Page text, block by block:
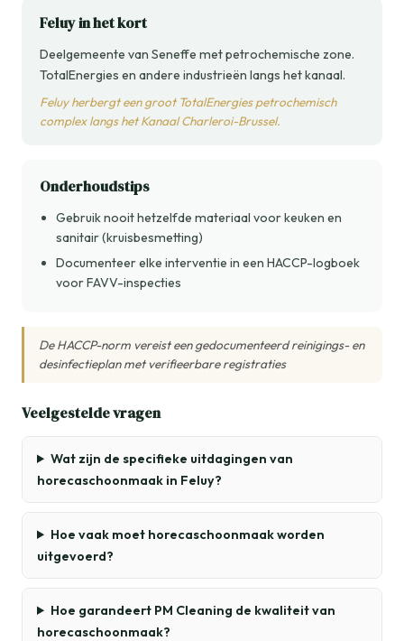
Feluy in het kort
Deelgemeente van Seneffe met petrochemische zone.
TotalEnergies en andere industrieën langs het kanaal.
Feluy herbergt een groot TotalEnergies petrochemisch
complex langs het Kanaal Charleroi-Brussel.
Onderhoudstips
Gebruik nooit hetzelfde materiaal voor keuken en
sanitair (kruisbesmetting)
Documenteer elke interventie in een HACCP-logboek
voor FAVV-inspecties
De HACCP-norm vereist een gedocumenteerd reinigings- en
desinfectieplan met verifieerbare registraties
Veelgestelde vragen
Wat zijn de specifieke uitdagingen van
horecaschoonmaak in Feluy?
Hoe vaak moet horecaschoonmaak worden
uitgevoerd?
Hoe garandeert PM Cleaning de kwaliteit van
horecaschoonmaak?